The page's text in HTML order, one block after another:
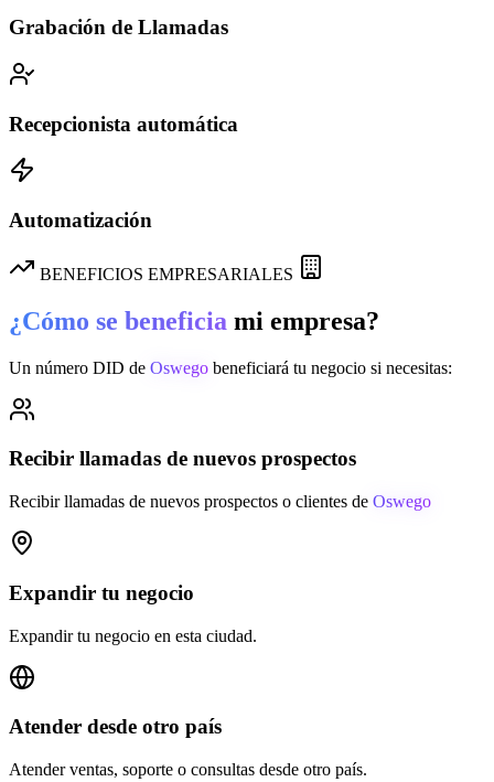
Grabación de Llamadas
Recepcionista automática
Automatización
BENEFICIOS EMPRESARIALES
¿Cómo se beneficia mi empresa?
Un número DID de Oswego beneficiará tu negocio si necesitas:
Recibir llamadas de nuevos prospectos
Recibir llamadas de nuevos prospectos o clientes de Oswego
Expandir tu negocio
Expandir tu negocio en esta ciudad.
Atender desde otro país
Atender ventas, soporte o consultas desde otro país.